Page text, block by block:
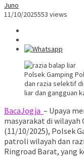
Juno
11/10/2025553 views
Polsek Gamping
dan razia selektif
liar dan gangguan
BacaJogja – Upaya
masyarakat di wilayah
(11/10/2025), Polsek
patroli wilayah dan
Ringroad Barat, yang